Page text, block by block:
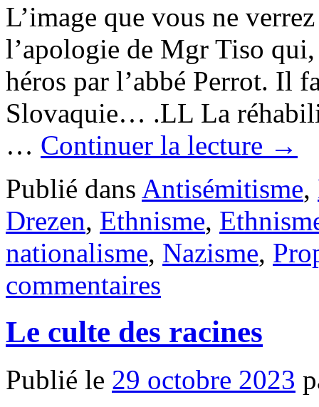
L’image que vous ne
l’apologie de Mgr Tiso
héros par l’abbé Perrot. Il
Slovaquie… .LL La
… Continuer la lecture →
Publié dans Antisémitisme,
Drezen, Ethnisme,
nationalisme, Nazisme,
commentaires
Le culte des racines
Publié le 29 octobre 2023